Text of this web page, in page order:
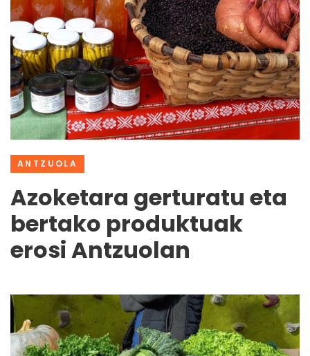
ANTZUOLA
Azoketara gerturatu eta
bertako produktuak
erosi Antzuolan